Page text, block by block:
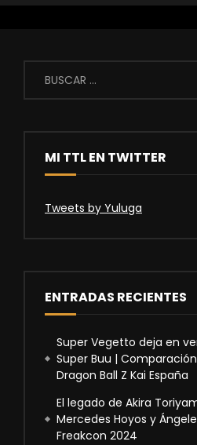
MI TTL EN TWITTER
Tweets by Yuluga
ENTRADAS RECIENTES
Super Vegetto deja en
Super Buu |
Dragon Ball Z Kai España
El legado de Akira
Mercedes Hoyos y
Freakcon 2024